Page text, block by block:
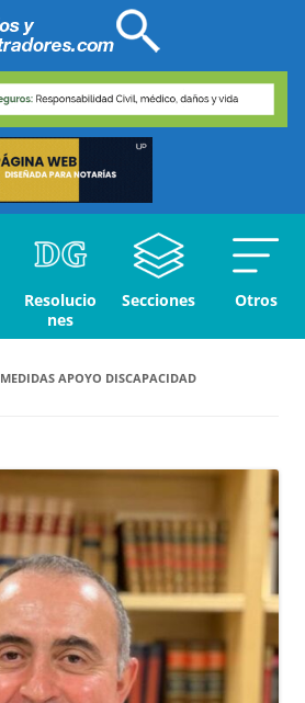
Resolucio
nes
Secciones Otros
MEDIDAS APOYO DISCAPACIDAD